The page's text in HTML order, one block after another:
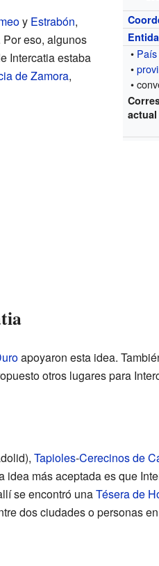
• País
•
•
actual
y Estrabón,
eso, algunos
Intercatia estaba
de Zamora,
apoyaron esta idea.
otros lugares para
Tapioles-Cerecinos de
idea más aceptada es que
se encontró unaTésera de
dos ciudades o personas